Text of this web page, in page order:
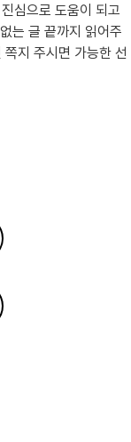
는 글 끝까지 읽어주
지 주시면 가능한 선